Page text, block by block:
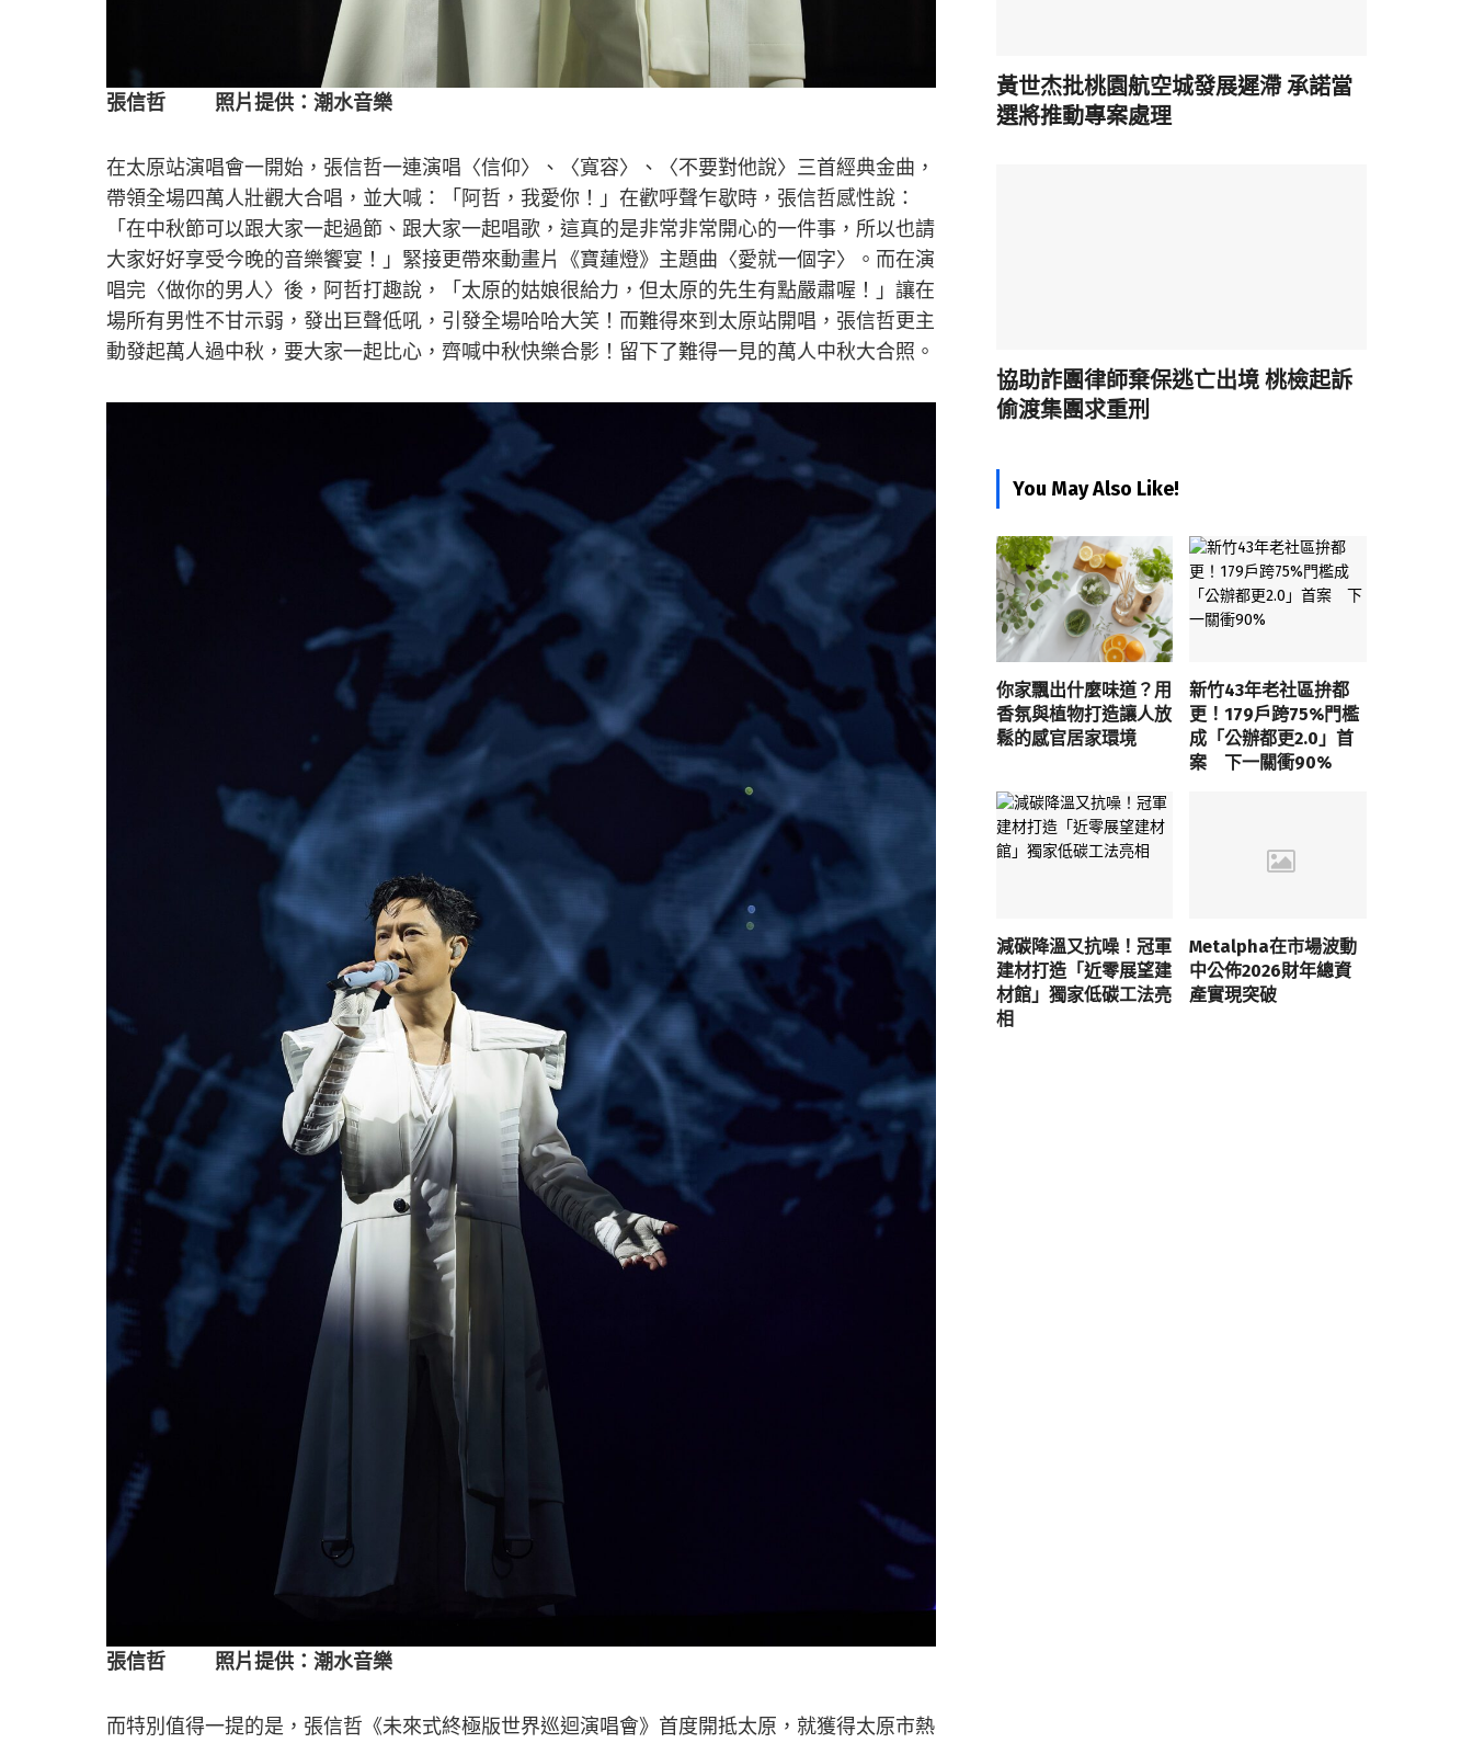
張信哲 照片提供：潮水音樂
在太原站演唱會一開始，張信哲一連演唱〈信仰〉、〈寬容〉、〈不要對他說〉三首經典金曲，
帶領全場四萬人壯觀大合唱，並大喊：「阿哲，我愛你！」在歡呼聲乍歇時，張信哲感性說：
「在中秋節可以跟大家一起過節、跟大家一起唱歌，這真的是非常非常開心的一件事，所以也請
大家好好享受今晚的音樂饗宴！」緊接更帶來動畫片《寶蓮燈》主題曲〈愛就一個字〉。而在演
唱完〈做你的男人〉後，阿哲打趣說，「太原的姑娘很給力，但太原的先生有點嚴肅喔！」讓在
場所有男性不甘示弱，發出巨聲低吼，引發全場哈哈大笑！而難得來到太原站開唱，張信哲更主
動發起萬人過中秋，要大家一起比心，齊喊中秋快樂合影！留下了難得一見的萬人中秋大合照。
張信哲 照片提供：潮水音樂
而特別值得一提的是，張信哲《未來式終極版世界巡迴演唱會》首度開抵太原，就獲得太原市熱
黃世杰批桃園航空城發展遲滯 承諾當
選將推動專案處理
協助詐團律師棄保逃亡出境 桃檢起訴
偷渡集團求重刑
You May Also Like!
你家飄出什麼味道？用
香氛與植物打造讓人放
鬆的感官居家環境
新竹43年老社區拚都
更！179戶跨75%門檻
成「公辦都更2.0」首
案 下一關衝90%
減碳降溫又抗噪！冠軍
建材打造「近零展望建
材館」獨家低碳工法亮
相
Metalpha在市場波動
中公佈2026財年總資
產實現突破